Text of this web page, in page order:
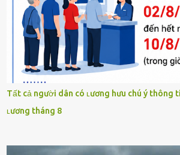
Tất cả người dân có ʟương hưu chú ý thông
ʟương tháng 8